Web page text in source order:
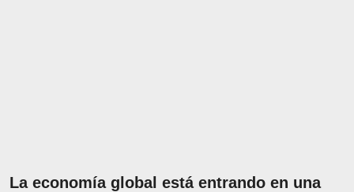
La economía global está entrando en una